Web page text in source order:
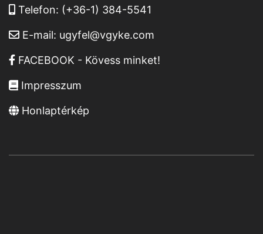
Telefon: (+36-1) 384-5541
E-mail: ugyfel@vgyke.com
FACEBOOK - Kövess minket!
Impresszum
Honlaptérkép